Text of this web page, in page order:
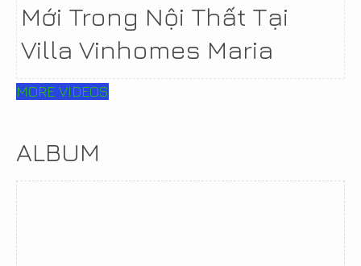
Mới Trong Nội Thất Tại
Villa Vinhomes Maria
MORE VIDEOS
ALBUM